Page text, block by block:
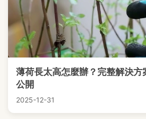
薄荷長太高怎麼辦？完整解決方
公開
2025-12-31